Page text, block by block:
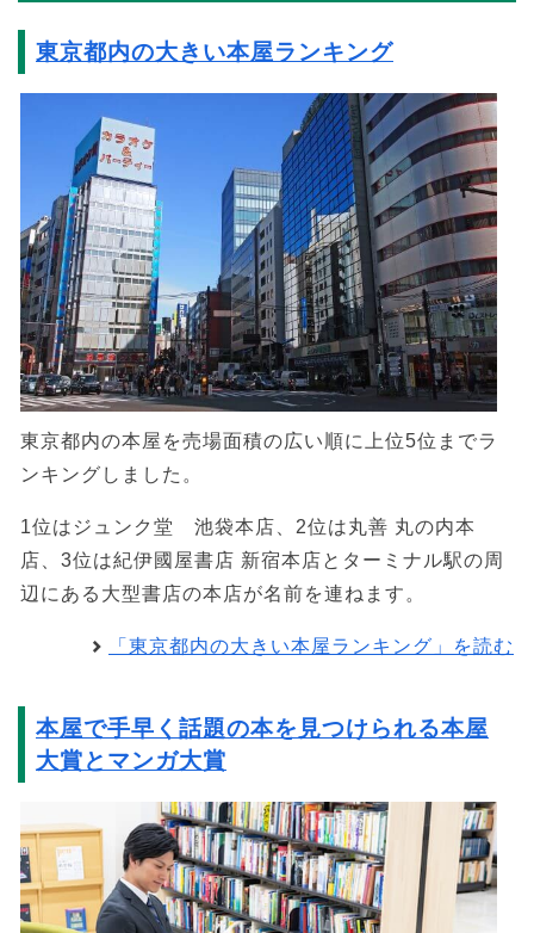
東京都内の大きい本屋ランキング
東京都内の本屋を売場面積の広い順に上位5位までラ
ンキングしました。
1位はジュンク堂 池袋本店、2位は丸善 丸の内本
店、3位は紀伊國屋書店 新宿本店とターミナル駅の周
辺にある大型書店の本店が名前を連ねます。
「東京都内の大きい本屋ランキング」を読む
本屋で手早く話題の本を見つけられる本屋
大賞とマンガ大賞